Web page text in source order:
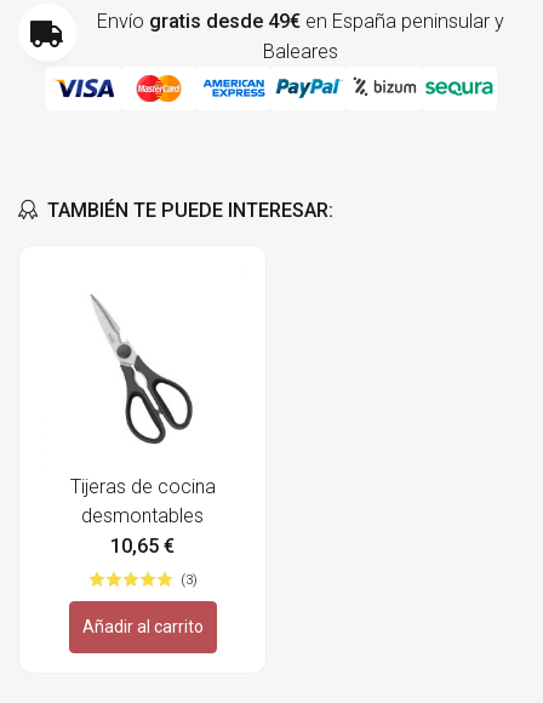
Envío gratis desde 49€ en España peninsular y
Baleares
TAMBIÉN TE PUEDE INTERESAR:
Tijeras de cocina
desmontables
10,65 €
(3)
Añadir al carrito